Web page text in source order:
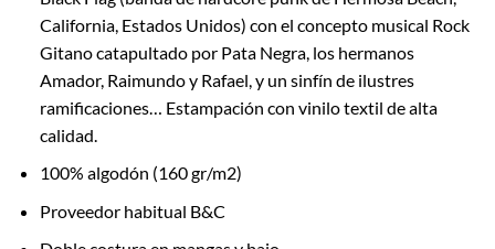
California, Estados Unidos) con el concepto musical Rock
Gitano catapultado por Pata Negra, los hermanos
Amador, Raimundo y Rafael, y un sinfín de ilustres
ramificaciones… Estampación con vinilo textil de alta
calidad.
100% algodón (160 gr/m2)
Proveedor habitual B&C